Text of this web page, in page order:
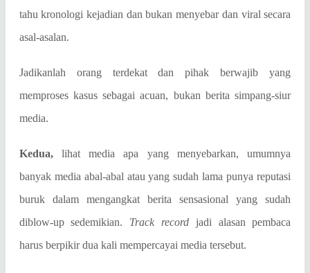
tahu kronologi kejadian dan bukan menyebar dan viral secara
asal-asalan.
Jadikanlah orang terdekat dan pihak berwajib yang
memproses kasus sebagai acuan, bukan berita simpang-siur
media.
Kedua,lihat media apa yang menyebarkan, umumnya
banyak media abal-abal atau yang sudah lama punya reputasi
buruk dalam mengangkat berita sensasional yang sudah
diblow-up sedemikian. Track record jadi alasan pembaca
harus berpikir dua kali mempercayai media tersebut.